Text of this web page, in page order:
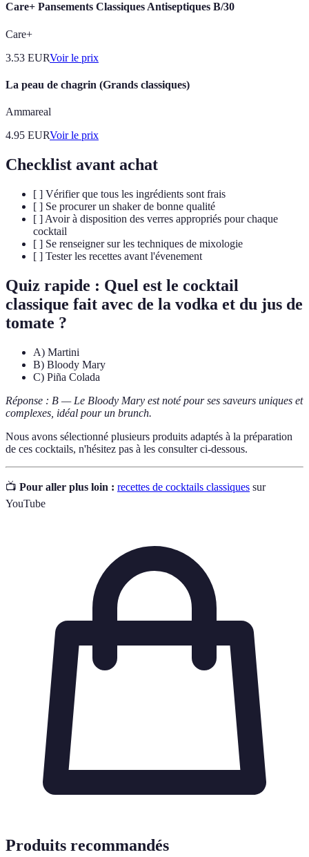
Care+ Pansements Classiques Antiseptiques B/30
Care+
3.53 EURVoir le prix
La peau de chagrin (Grands classiques)
Ammareal
4.95 EURVoir le prix
Checklist avant achat
[ ] Vérifier que tous les ingrédients sont frais
[ ] Se procurer un shaker de bonne qualité
[ ] Avoir à disposition des verres appropriés pour chaque
cocktail
[ ] Se renseigner sur les techniques de mixologie
[ ] Tester les recettes avant l'évenement
Quiz rapide : Quel est le cocktail
classique fait avec de la vodka et du jus de
tomate ?
A) Martini
B) Bloody Mary
C) Piña Colada
Réponse : B — Le Bloody Mary est noté pour ses saveurs uniques et
complexes, idéal pour un brunch.
Nous avons sélectionné plusieurs produits adaptés à la préparation
de ces cocktails, n'hésitez pas à les consulter ci-dessous.
📺 Pour aller plus loin : recettes de cocktails classiques sur
YouTube
Produits recommandés